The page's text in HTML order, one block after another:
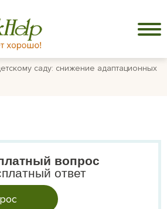
саду: снижение адаптационных
вопрос
ответ